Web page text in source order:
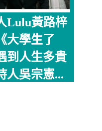
Lulu黃路梓
大學生了
到人生多貴
人吳宗憲...